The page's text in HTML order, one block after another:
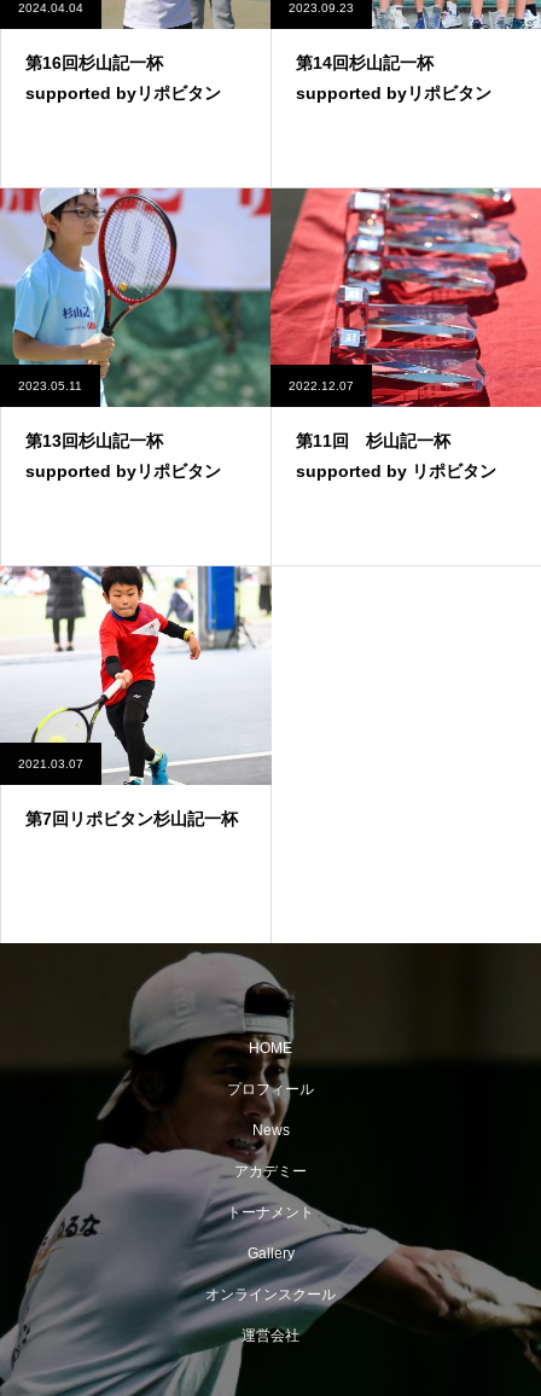
2024.04.04
第16回杉山記一杯
supported byリポビタン
2023.09.23
第14回杉山記一杯
supported byリポビタン
2023.05.11
第13回杉山記一杯
supported byリポビタン
2022.12.07
第11回 杉山記一杯
supported by リポビタン
2021.03.07
第7回リポビタン杉山記一杯
HOME
プロフィール
News
アカデミー
トーナメント
Gallery
オンラインスクール
運営会社